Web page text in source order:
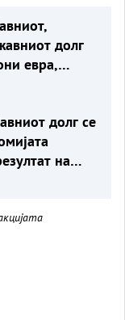
долг
евра,
долг се
на